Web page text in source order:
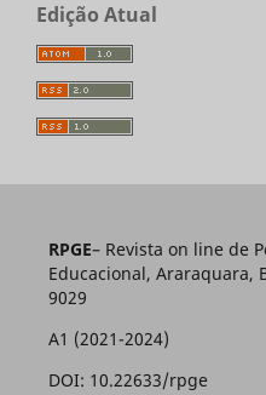
Edição Atual
RPGE– Revista on line de
Educacional,
9029
A1 (2021-2024)
DOI: 10.22633/rpge